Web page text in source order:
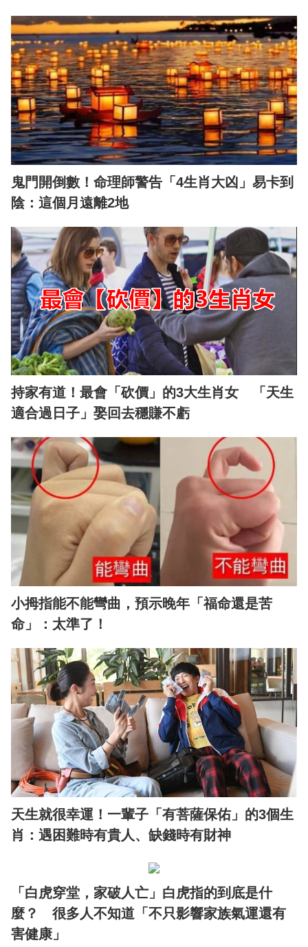
鬼門開倒數！命理師警告「4生肖大凶」易卡到
陰：這個月遠離2地
持家有道！最會「砍價」的3大生肖女 「天生
適合過日子」娶回去穩賺不虧
小拇指能不能彎曲，預示晚年「福命還是苦
命」：太準了！
天生就很幸運！一輩子「有菩薩保佑」的3個生
肖：遇困難時有貴人、缺錢時有財神
「白虎穿堂，家破人亡」白虎指的到底是什
麼？ 很多人不知道「不只影響家族氣運還有
害健康」